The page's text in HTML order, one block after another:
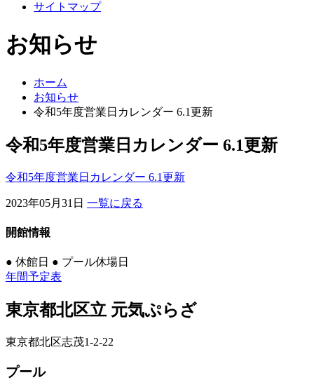
サイトマップ
お知らせ
ホーム
お知らせ
令和5年度営業日カレンダー 6.1更新
令和5年度営業日カレンダー 6.1更新
令和5年度営業日カレンダー 6.1更新
2023年05月31日 一覧に戻る
開館情報
● 休館日 ● プール休場日
年間予定表
東京都北区立 元気ぷらざ
東京都北区志茂1-2-22
プール